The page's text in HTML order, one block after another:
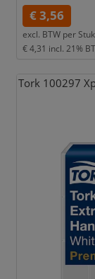
€ 3,56
excl. BTW per
€ 4,31 incl. 21%
Tork 100297